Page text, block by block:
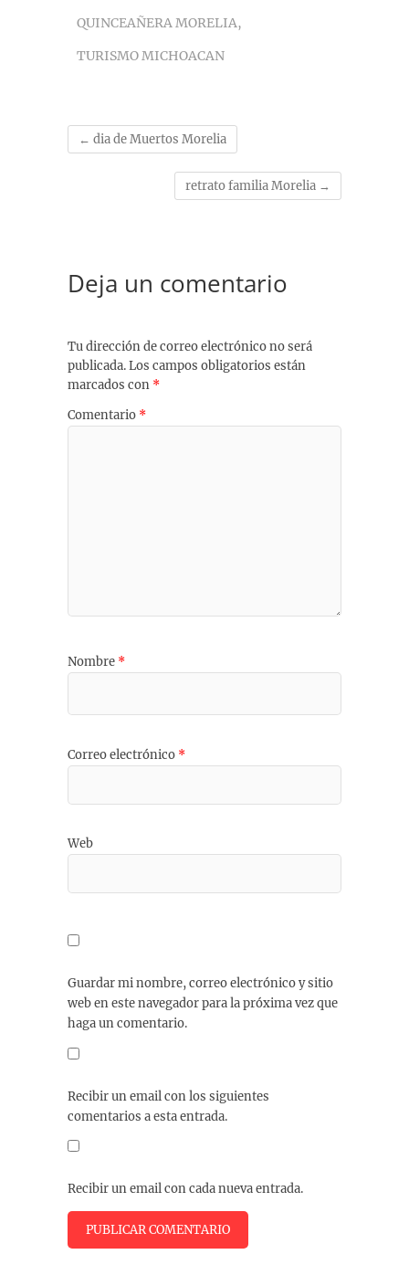
QUINCEAÑERA MORELIA,
TURISMO MICHOACAN
← dia de Muertos Morelia
retrato familia Morelia →
Deja un comentario
Tu dirección de correo electrónico no será
publicada.Los campos obligatorios están
marcados con *
Comentario *
Nombre *
Correo electrónico *
Web
Guardar mi nombre, correo electrónico y sitio
web en este navegador para la próxima vez que
haga un comentario.
Recibir un email con los siguientes
comentarios a esta entrada.
Recibir un email con cada nueva entrada.